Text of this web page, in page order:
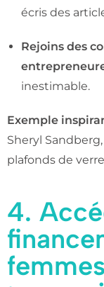
écris des
Rejoins des
inestimable.
Exemple
Sheryl
plafonds de
4.